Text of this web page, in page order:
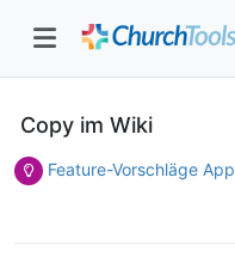
Copy im Wiki
Feature-Vorschläge App